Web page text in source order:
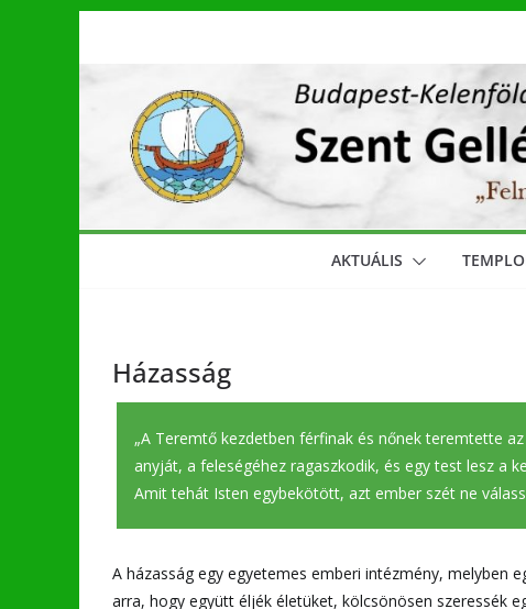
content
AKTUÁLIS
Házasság
„A Teremtő kezdetben férfinak és nőnek teremtette
anyját, a feleségéhez ragaszkodik, és egy test lesz a
Amit tehát Isten egybekötött, azt ember szét ne
A házasság egy egyetemes emberi intézmény, melyben
arra, hogy együtt éljék életüket, kölcsönösen szeressék